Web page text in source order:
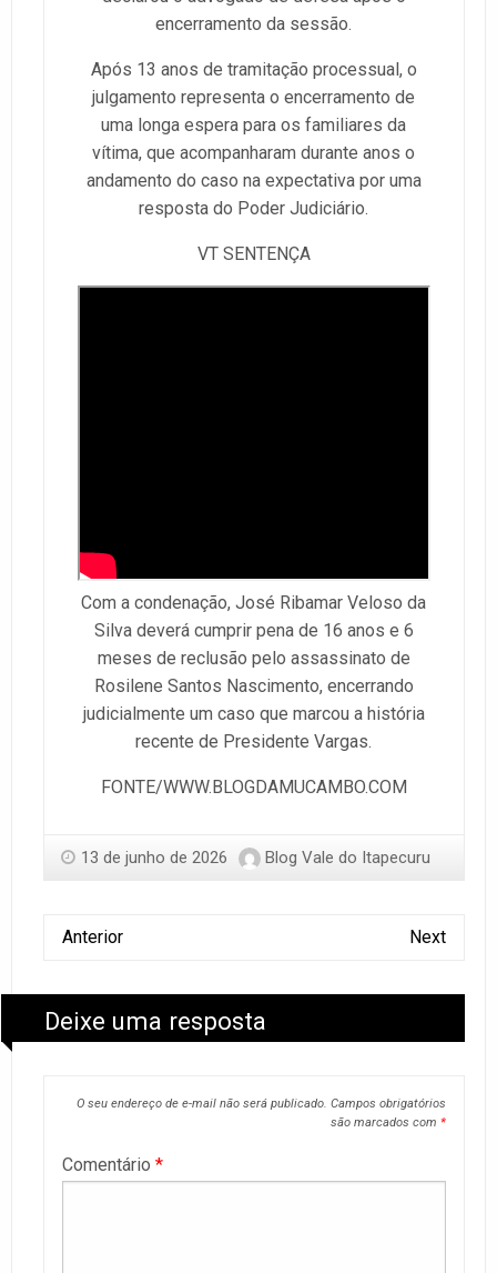
encerramento da sessão.
Após 13 anos de tramitação processual, o
julgamento representa o encerramento de
uma longa espera para os familiares da
vítima, que acompanharam durante anos o
andamento do caso na expectativa por uma
resposta do Poder Judiciário.
VT SENTENÇA
Com a condenação, José Ribamar Veloso da
Silva deverá cumprir pena de 16 anos e 6
meses de reclusão pelo assassinato de
Rosilene Santos Nascimento, encerrando
judicialmente um caso que marcou a história
recente de Presidente Vargas.
FONTE/WWW.BLOGDAMUCAMBO.COM
13 de junho de 2026 Blog Vale do Itapecuru
Anterior Next
Deixe uma resposta
O seu endereço de e-mail não será publicado. Campos obrigatórios
são marcados com *
Comentário *